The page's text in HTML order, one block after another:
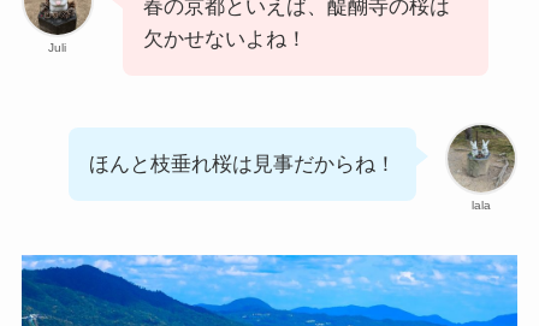
Juli
春の京都といえば、醍醐寺の桜は
欠かせないよね！
lala
ほんと枝垂れ桜は見事だからね！